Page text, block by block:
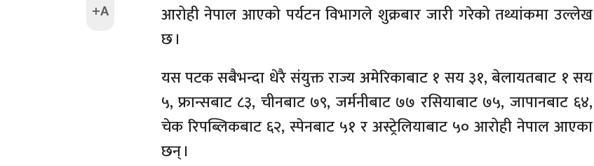
+A
आरोही नेपाल आएको पर्यटन विभागले शुक्रबार जारी गरेको तथ्यांकमा उल्लेख
छ ।
यस पटक सबैभन्दा धेरै संयुक्त राज्य अमेरिकाबाट १ सय ३१, बेलायतबाट १ सय
५, फ्रान्सबाट ८३, चीनबाट ७९, जर्मनीबाट ७७ रसियाबाट ७५, जापानबाट ६४,
चेक रिपब्लिकबाट ६२, स्पेनबाट ५१ र अस्ट्रेलियाबाट ५० आरोही नेपाल आएका
छन् ।